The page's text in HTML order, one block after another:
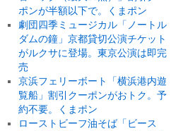
ポンが半額以下で。くまポン
劇団四季ミュージカル「ノートル
ダムの鐘」京都貸切公演チケット
がルクサに登場。東京公演は即完
売
京浜フェリーボート「横浜港内遊
覧船」割引クーポンがおトク。予
約不要。くまポン
ローストビーフ油そば「ビース